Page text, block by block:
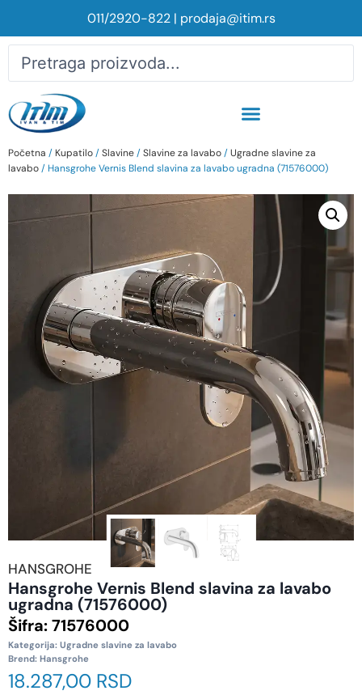
011/2920-822| prodaja@itim.rs
Početna / Kupatilo/Slavine/Slavine za lavabo/Ugradne slavine za
lavabo/ Hansgrohe Vernis Blend slavina za lavabo ugradna (71576000)
HANSGROHE
Hansgrohe Vernis Blend slavina za lavabo
ugradna (71576000)
Šifra:71576000
Kategorija: Ugradne slavine za lavabo
Brend: Hansgrohe
18.287,00 RSD